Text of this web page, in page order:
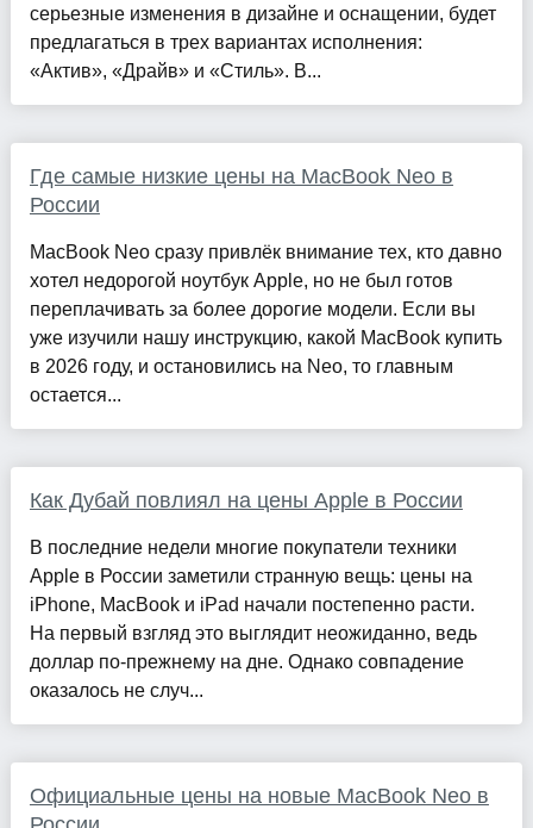
серьезные изменения в дизайне и оснащении, будет
предлагаться в трех вариантах исполнения:
«Актив», «Драйв» и «Стиль». В...
Где самые низкие цены на MacBook Neo в
России
MacBook Neo сразу привлёк внимание тех, кто давно
хотел недорогой ноутбук Apple, но не был готов
переплачивать за более дорогие модели. Если вы
уже изучили нашу инструкцию, какой MacBook купить
в 2026 году, и остановились на Neo, то главным
остается...
Как Дубай повлиял на цены Apple в России
В последние недели многие покупатели техники
Apple в России заметили странную вещь: цены на
iPhone, MacBook и iPad начали постепенно расти.
На первый взгляд это выглядит неожиданно, ведь
доллар по-прежнему на дне. Однако совпадение
оказалось не случ...
Официальные цены на новые MacBook Neo в